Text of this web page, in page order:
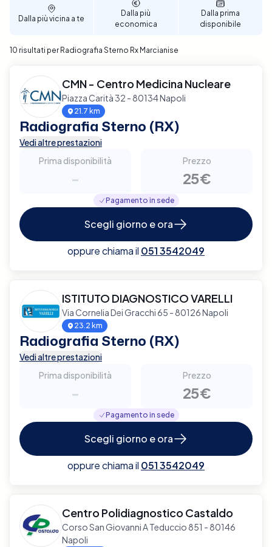
Dalla più vicina a te
Dalla più
economica
Dalla prima
disponibile
10 risultati per Radiografia Sterno Rx Marcianise
CMN - Centro Medicina Nucleare
Piazza Carità 32 - 80134 Napoli
21.7 km
Radiografia Sterno (RX)
Vedi altre prestazioni
Prima disponibilità
-
Prezzo
25€
Pagamento in sede
Scegli giorno e ora
oppure chiama il 051 3542049
ISTITUTO DIAGNOSTICO VARELLI
Via Cornelia Dei Gracchi 65 - 80126 Napoli
23.2 km
Radiografia Sterno (RX)
Vedi altre prestazioni
Prima disponibilità
-
Prezzo
25€
Pagamento in sede
Scegli giorno e ora
oppure chiama il 051 3542049
Centro Polidiagnostico Castaldo
Corso San Giovanni A Teduccio 851 - 80146
Napoli